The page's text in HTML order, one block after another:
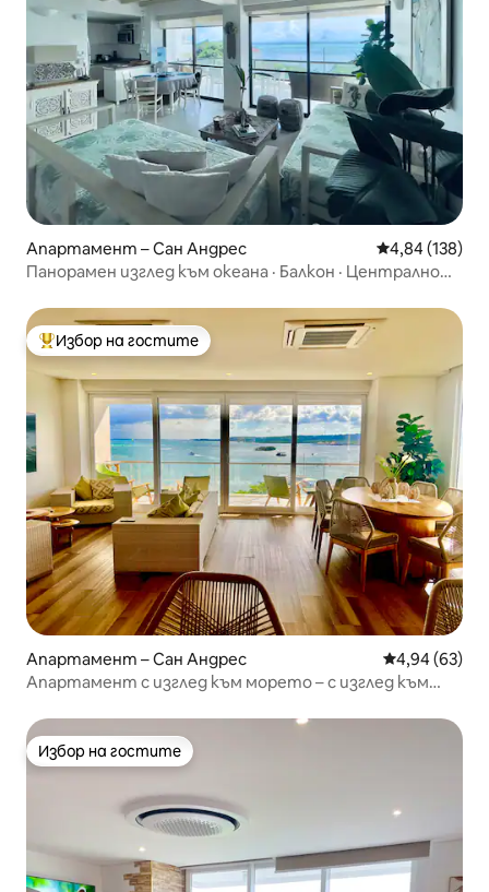
Апартамент – Сан Андрес Средна
4,84 (138)
Панорамен изглед към океана · Балкон · Централно
Най-популярен избор на гостите
Избор на гостите
Апартамент – Сан Андрес Средна
4,94 (63)
Апартамент с изглед към морето – с изглед към
Избор на гостите
Избор на гостите